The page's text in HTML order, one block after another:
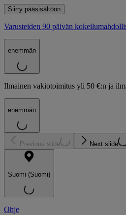
Siirry pääsisältöön
Varusteiden 90 päivän
enemmän
Ilmainen vakiotoimitus yli 50 €:n ja
enemmän
Previous slide Next slide
Suomi (Suomi)
Ohje